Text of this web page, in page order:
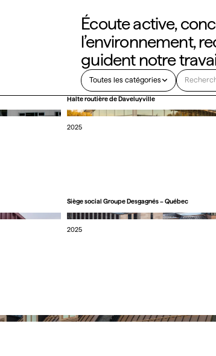
Écoute active,
l’environnement,
guident notre
Toutes les catégories
Halte routière de Daveluyville
2025
Siège social Groupe Desgagnés – Québec
2025